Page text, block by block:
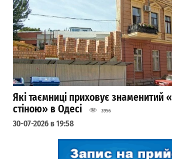
Які таємниці приховує знаменитий
стіною» в Одесі
3956
30-07-2026 в 19:58